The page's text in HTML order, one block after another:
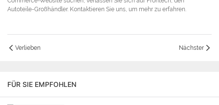
Autoteile-Großhändler. Kontaktieren Sie uns, um mehr zu erfahren.
Verlieben Nächster
FÜR SIE EMPFOHLEN